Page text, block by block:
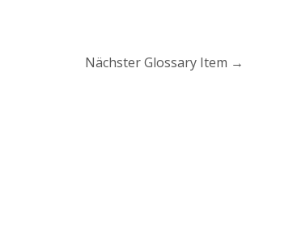
Nächster Glossary Item →